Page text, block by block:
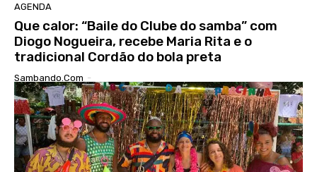
AGENDA
Que calor: “Baile do Clube do samba” com
Diogo Nogueira, recebe Maria Rita e o
tradicional Cordão do bola preta
Sambando.com -